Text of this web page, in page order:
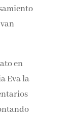
en
Eva la